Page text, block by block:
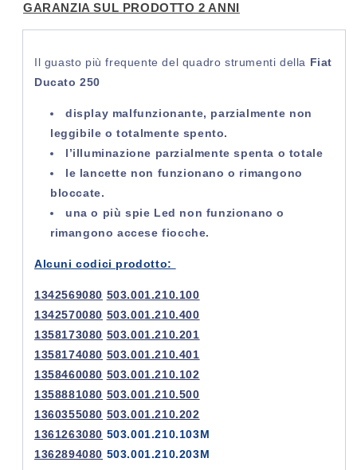
GARANZIA SUL PRODOTTO 2 ANNI
Il guasto più frequente del quadro strumenti della Fiat
Ducato 250
display malfunzionante, parzialmente non
leggibile o totalmente spento.
l’illuminazione parzialmente spenta o totale
le lancette non funzionano o rimangono
bloccate.
una o più spie Led non funzionano o
rimangono accese fiocche.
Alcuni codici prodotto:
1342569080 503.001.210.100
1342570080 503.001.210.400
1358173080 503.001.210.201
1358174080 503.001.210.401
1358460080 503.001.210.102
1358881080 503.001.210.500
1360355080 503.001.210.202
1361263080 503.001.210.103M
1362894080 503.001.210.203M